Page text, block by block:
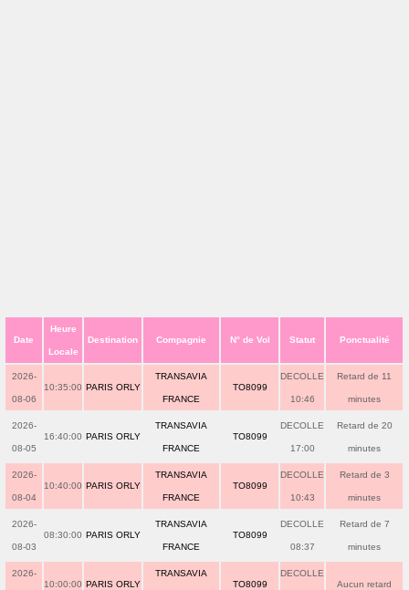
Date
Heure
Locale
Destination Compagnie N° de Vol Statut Ponctualité
2026-
08-06
10:35:00 PARIS ORLY
TRANSAVIA
FRANCE
TO8099
DECOLLE
10:46
Retard de 11
minutes
2026-
08-05
16:40:00 PARIS ORLY
TRANSAVIA
FRANCE
TO8099
DECOLLE
17:00
Retard de 20
minutes
2026-
08-04
10:40:00 PARIS ORLY
TRANSAVIA
FRANCE
TO8099
DECOLLE
10:43
Retard de 3
minutes
2026-
08-03
08:30:00 PARIS ORLY
TRANSAVIA
FRANCE
TO8099
DECOLLE
08:37
Retard de 7
minutes
2026-
10:00:00 PARIS ORLY
TRANSAVIA
TO8099
DECOLLE
Aucun retard